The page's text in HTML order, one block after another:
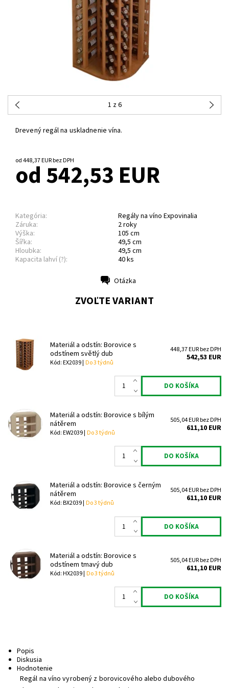
1 z 6
Drevený regál na uskladnenie vína.
od 448,37 EUR bez DPH
od 542,53 EUR
Kategória:
Regály na víno Expovinalia
Záruka:
2 roky
Výška:
105 cm
Šířka:
49,5 cm
Hloubka:
49,5 cm
Kapacita lahví (?):
40 ks
Otázka
ZVOĽTE VARIANT
Materiál a odstín: Borovice s
odstínem světlý dub
Kód: EX2039 | Do 3 týdnů
448,37 EUR bez DPH
542,53 EUR
Materiál a odstín: Borovice s bílým
nátěrem
Kód: EW2039 | Do 3 týdnů
505,04 EUR bez DPH
611,10 EUR
Materiál a odstín: Borovice s černým
nátěrem
Kód: BX2039 | Do 3 týdnů
505,04 EUR bez DPH
611,10 EUR
Materiál a odstín: Borovice s
odstínem tmavý dub
Kód: HX2039 | Do 3 týdnů
505,04 EUR bez DPH
611,10 EUR
Popis
Diskusia
Hodnotenie
Regál na víno vyrobený z borovicového alebo dubového